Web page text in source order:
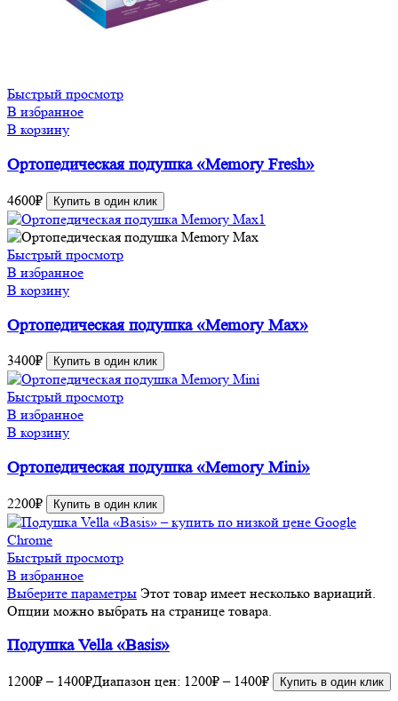
Быстрый просмотр
В избранное
В корзину
Ортопедическая подушка «Memory Fresh»
4600₽ Купить в один клик
Быстрый просмотр
В избранное
В корзину
Ортопедическая подушка «Memory Max»
3400₽ Купить в один клик
Быстрый просмотр
В избранное
В корзину
Ортопедическая подушка «Memory Mini»
2200₽ Купить в один клик
Быстрый просмотр
В избранное
Выберите параметры Этот товар имеет несколько вариаций.
Опции можно выбрать на странице товара.
Подушка Vella «Basis»
1200₽ – 1400₽Диапазон цен: 1200₽ – 1400₽ Купить в один клик